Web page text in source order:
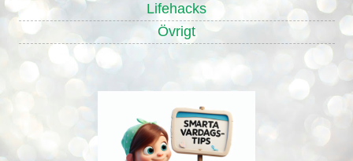
Lifehacks
Övrigt